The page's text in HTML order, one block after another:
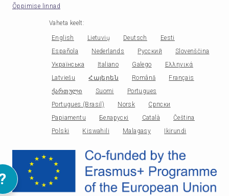
Õppimise linnad
Vaheta keelt:
English Lietuvių Deutsch
Eesti
Española
Nederlands Русский
Slovenščina
Українська
Italiano Galego
Ελληνικά
Latviešu
Հայերեն Română
Français
ქართული
Suomi
Portugues
Portugues (Brasil)
Norsk
Српски
Papiamentu
Беларускі Català
Čeština
Polski
Kiswahili Malagasy Ikirundi